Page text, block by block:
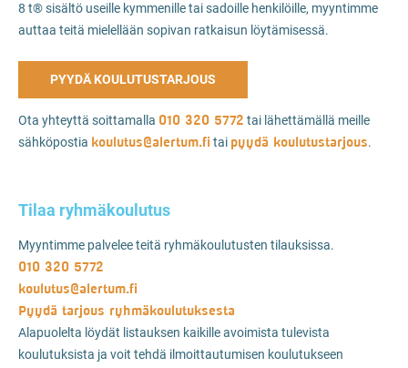
8 t® sisältö useille kymmenille tai sadoille henkilöille, myyntimme
auttaa teitä mielellään sopivan ratkaisun löytämisessä.
PYYDÄ KOULUTUSTARJOUS
Ota yhteyttä soittamalla 010 320 5772 tai lähettämällä meille
sähköpostia koulutus@alertum.fi tai pyydä koulutustarjous.
Tilaa ryhmäkoulutus
Myyntimme palvelee teitä ryhmäkoulutusten tilauksissa.
010 320 5772
koulutus@alertum.fi
Pyydä tarjous ryhmäkoulutuksesta
Alapuolelta löydät listauksen kaikille avoimista tulevista
koulutuksista ja voit tehdä ilmoittautumisen koulutukseen